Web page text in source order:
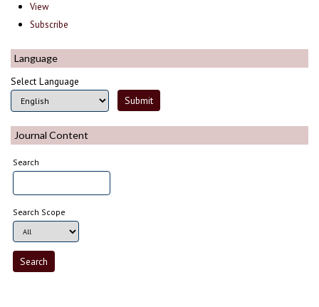
View
Subscribe
Language
Select Language
Journal Content
Search
Search Scope